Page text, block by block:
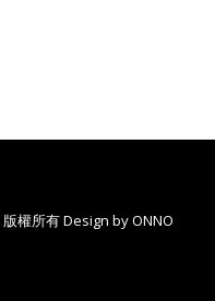
權所有 Design byONNO